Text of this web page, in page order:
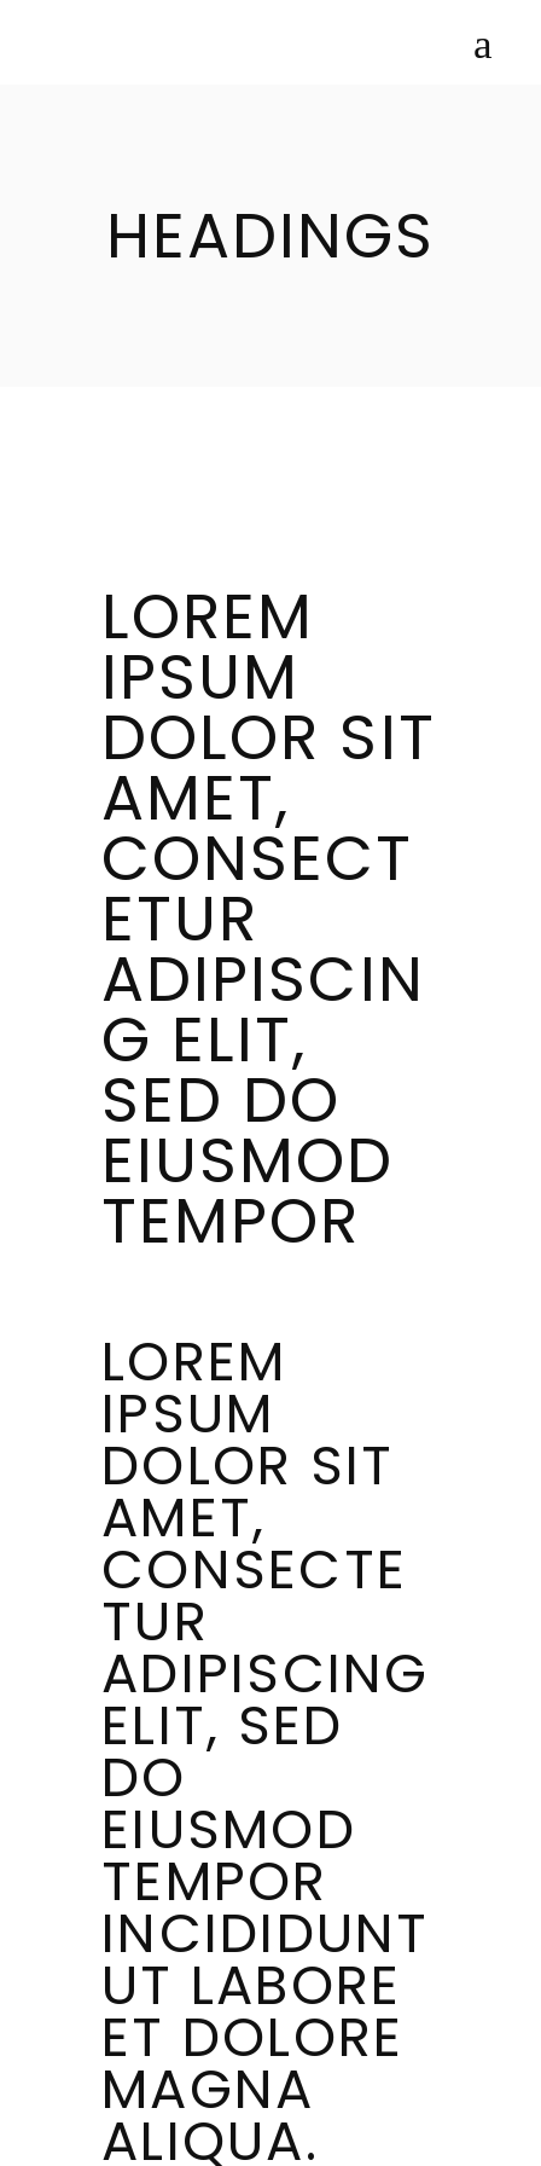
HEADINGS
LOREM
IPSUM
DOLOR SIT
AMET,
CONSECT
ETUR
ADIPISCIN
G ELIT,
SED DO
EIUSMOD
TEMPOR
LOREM
IPSUM
DOLOR SIT
AMET,
CONSECTE
TUR
ADIPISCING
ELIT, SED
DO
EIUSMOD
TEMPOR
INCIDIDUNT
UT LABORE
ET DOLORE
MAGNA
ALIQUA.